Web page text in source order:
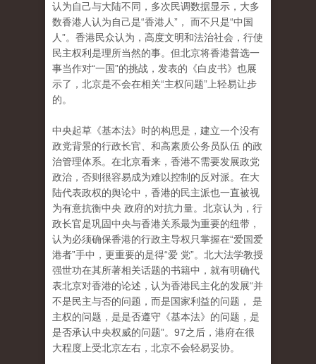
认为自己与大陆不同，多次民调数据显示，大多
数香港人认为自己是“香港人”， 而不只是“中国
人”。香港民众认为，高度文明和法治社会，行使
民主权利是理所当然的事。但北京将香港普选一
事当作对“一国”的挑战，发表的《白皮书》也展
示了，北京是不会在相关“主权问题”上轻易让步
的。
中央起草《基本法》时的构思是，建立一个没有
政党背景的行政长官、和高素质公务员队伍 的政
治管理体系。在北京看来，香港不需要发展政党
政治，否则很容易成为难以控制的反对派。在大
陆代表政权的舆论中，香港的民主派也一直被视
为有意抗衡中央 政府的对抗力量。北京认为，行
政长官是巩固中央与香港关系最为重要的纽带，
认为必须确保香港的行政主导权只掌握在“爱国爱
港者”手中，更重要的是得“爱 党”。北大法学教授
强世功在其所著相关话题的书籍中，就有明确代
表北京对香港的论述，认为香港民主化的发展“并
不是民主与否的问题，而是国家利益的问题， 是
主权的问题，是是否遵守《基本法》的问题，是
是否承认中央权威的问题”。97之后，港府在很
大程度上受北京左右，北京不会轻易妥协。